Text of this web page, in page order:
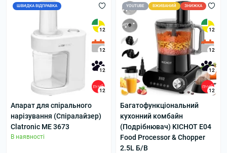
ШВИДКА ВІДПРАВКА
12
12
12
12
Апарат для спірального
нарізування (Спіралайзер)
Clatronic ME 3673
В наявності
YOUTUBE ВЖИВАНИЙ ЗНИЖКА
12
12
12
12
Багатофункціональний
кухонний комбайн
(Подрібнювач) KICHOT E04
Food Processor & Chopper
2.5L Б/В